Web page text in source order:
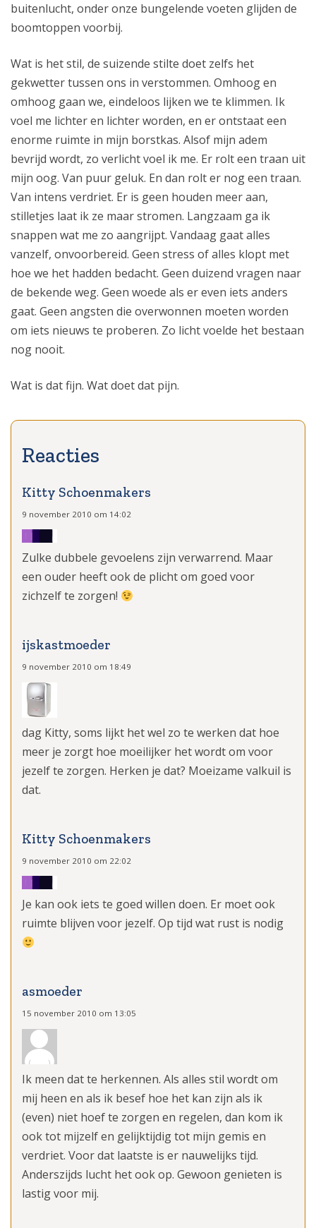
buitenlucht, onder onze bungelende voeten glijden de
boomtoppen voorbij.
Wat is het stil, de suizende stilte doet zelfs het
gekwetter tussen ons in verstommen. Omhoog en
omhoog gaan we, eindeloos lijken we te klimmen. Ik
voel me lichter en lichter worden, en er ontstaat een
enorme ruimte in mijn borstkas. Alsof mijn adem
bevrijd wordt, zo verlicht voel ik me. Er rolt een traan uit
mijn oog. Van puur geluk. En dan rolt er nog een traan.
Van intens verdriet. Er is geen houden meer aan,
stilletjes laat ik ze maar stromen. Langzaam ga ik
snappen wat me zo aangrijpt. Vandaag gaat alles
vanzelf, onvoorbereid. Geen stress of alles klopt met
hoe we het hadden bedacht. Geen duizend vragen naar
de bekende weg. Geen woede als er even iets anders
gaat. Geen angsten die overwonnen moeten worden
om iets nieuws te proberen. Zo licht voelde het bestaan
nog nooit.
Wat is dat fijn. Wat doet dat pijn.
Kitty Schoenmakers
9 november 2010 om 14:02
Zulke dubbele gevoelens zijn verwarrend. Maar
een ouder heeft ook de plicht om goed voor
zichzelf te zorgen!
ijskastmoeder
9 november 2010 om 18:49
dag Kitty, soms lijkt het wel zo te werken dat hoe
meer je zorgt hoe moeilijker het wordt om voor
jezelf te zorgen. Herken je dat? Moeizame valkuil is
dat.
Kitty Schoenmakers
9 november 2010 om 22:02
Je kan ook iets te goed willen doen. Er moet ook
ruimte blijven voor jezelf. Op tijd wat rust is nodig
asmoeder
15 november 2010 om 13:05
Ik meen dat te herkennen. Als alles stil wordt om
mij heen en als ik besef hoe het kan zijn als ik
(even) niet hoef te zorgen en regelen, dan kom ik
ook tot mijzelf en gelijktijdig tot mijn gemis en
verdriet. Voor dat laatste is er nauwelijks tijd.
Anderszijds lucht het ook op. Gewoon genieten is
lastig voor mij.